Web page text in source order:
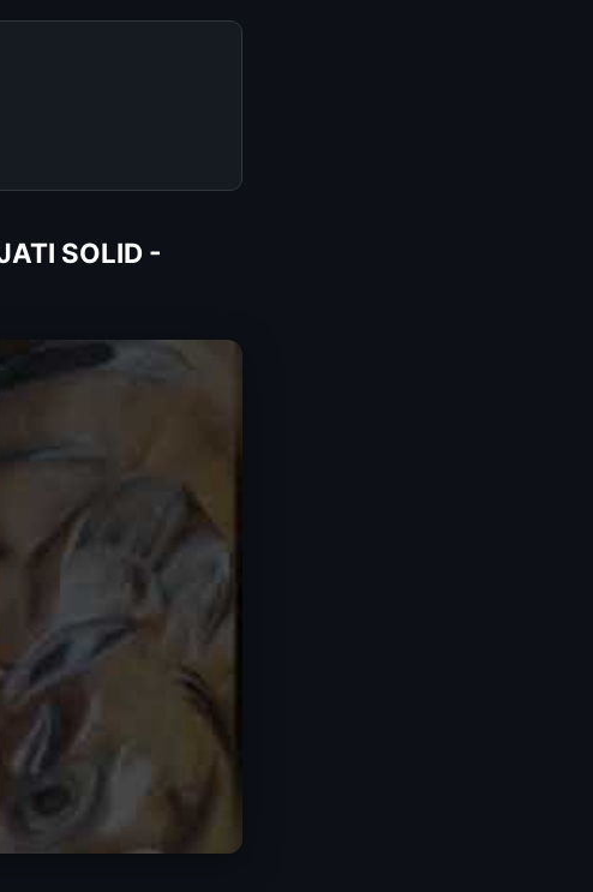
SOLID -